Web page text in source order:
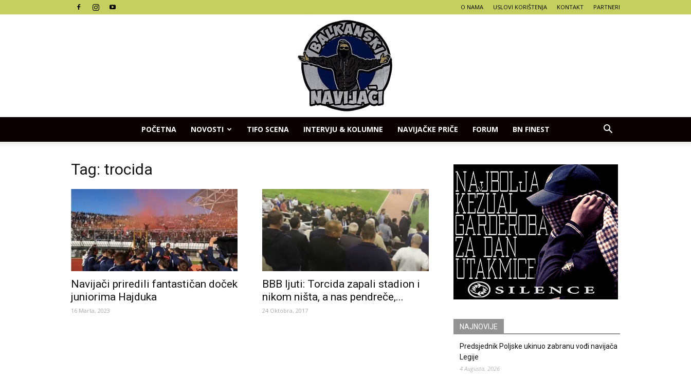
O NAMA USLOVI KORIŠTENJA KONTAKT PARTNERI
Navijaci
POČETNA NOVOSTI TIFO SCENA INTERVJU & KOLUMNE NAVIJAČKE PRIČE FORUM BN FINEST
Tag: trocida
Navijači priredili fantastičan doček
juniorima Hajduka
16 Marta, 2023
BBB ljuti: Torcida zapali stadion i
nikom ništa, a nas pendreče,...
24 Oktobra, 2017
NAJNOVIJE
Predsjednik Poljske ukinuo zabranu vođi navijača
Legije
4 Augusta, 2026